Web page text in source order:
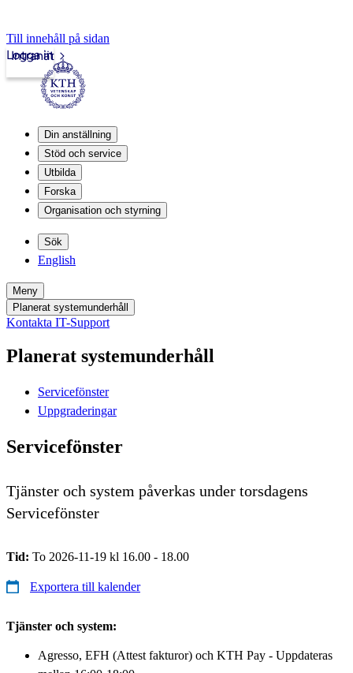
Till innehåll på sidan
Intranät
Logga in
Din anställning
Stöd och service
Utbilda
Forska
Organisation och styrning
Sök
English
Meny
Planerat systemunderhåll
Kontakta IT-Support
Planerat systemunderhåll
Servicefönster
Uppgraderingar
Servicefönster
Tjänster och system påverkas under torsdagens
Servicefönster
Tid: To 2026-11-19 kl 16.00 - 18.00
Exportera till kalender
Tjänster och system:
Agresso, EFH (Attest fakturor) och KTH Pay - Uppdateras